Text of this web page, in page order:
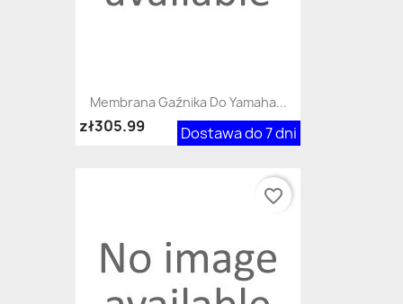
Membrana Gaźnika Do Yamaha...
Dostawa do 7 dni
zł305.99
favorite_border